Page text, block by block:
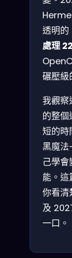
透明
處理
碾壓級
我觀
的整
短的
黑魔
己學
能。
你看
及
一口。